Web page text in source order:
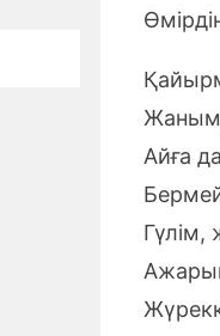
Жаным,
Айға
Гүлім,